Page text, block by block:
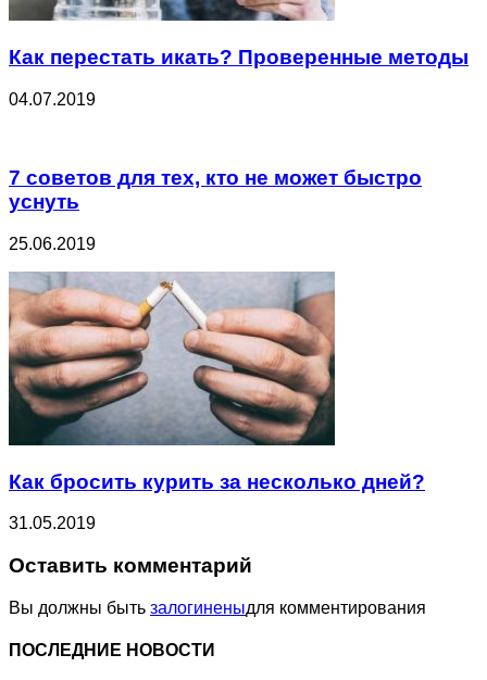
Как перестать икать? Проверенные методы
04.07.2019
7 советов для тех, кто не может быстро
уснуть
25.06.2019
Как бросить курить за несколько дней?
31.05.2019
Оставить комментарий
Вы должны быть залогиненыдля комментирования
ПОСЛЕДНИЕ НОВОСТИ